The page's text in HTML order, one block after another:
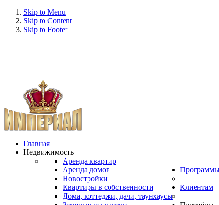
Skip to Menu
Skip to Content
Skip to Footer
Главная
Недвижимость
Аренда квартир
Аренда домов
Новостройки
Квартиры в собственности
Дома, коттеджи, дачи, таунхаусы
Программы
Клиентам